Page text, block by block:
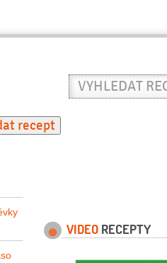
Vyhledat
recept
recept
VIDEO RECEPTY